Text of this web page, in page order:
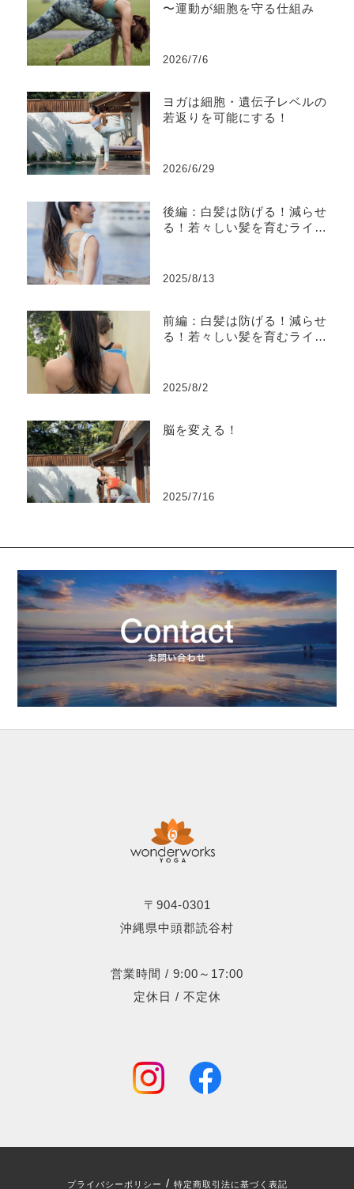
〜運動が細胞を守る仕組み
2026/7/6
ヨガは細胞・遺伝子レベルの
若返りを可能にする！
2026/6/29
後編：白髪は防げる！減らせ
る！若々しい髪を育むライフ
2025/8/13
前編：白髪は防げる！減らせ
る！若々しい髪を育むライフ
2025/8/2
脳を変える！
2025/7/16
〒904-0301
沖縄県中頭郡読谷村
営業時間 / 9:00～17:00
定休日 / 不定休
プライバシーポリシー / 特定商取引法に基づく表記